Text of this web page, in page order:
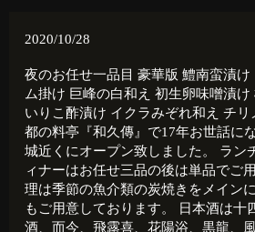
2020/10/28
夜のお任せ一品目 豪華版 鱧南蛮漬
ム掛け 巨峰の白和え 初生卵味噌漬
いりこ酢漬け イクラみぞれ和え チ
都の料亭『和久傳』で17年お世話に
城近くにオープン致しました。 ラン
ィナーはお任せ三品の後は単品でご
理は季節の魚介類の炭焼きをメイン
もご用意しております。 日本酒は十
酒、而今、飛露喜、花陽浴、黒龍、